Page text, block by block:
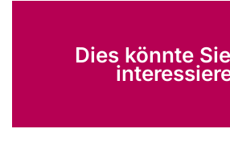
Dies könnte